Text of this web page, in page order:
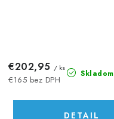
Skladom
€165 bez DPH
€202,95 / ks
DETAIL